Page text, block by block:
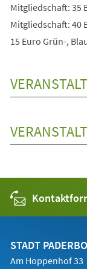
Mitgliedschaft: 35
Mitgliedschaft: 40
15 Euro Grün-,
STADT
Am Hoppenhof 33